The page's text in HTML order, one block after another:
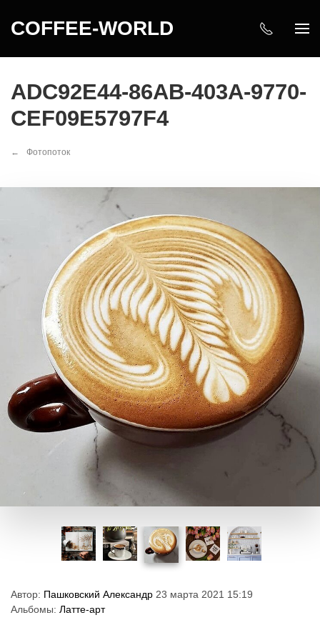
COFFEE-WORLD
ADC92E44-86AB-403A-9770-
CEF09E5797F4
Фотопоток
Автор: Пашковский Александр 23 марта 2021 15:19
Альбомы: Латте-арт